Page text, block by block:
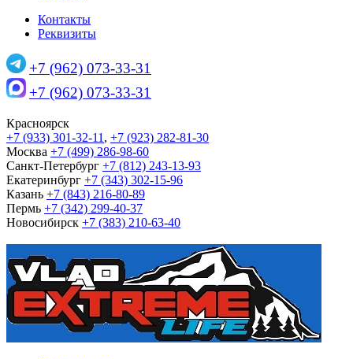
Контакты
Реквизиты
+7 (962) 073-33-31
+7 (962) 073-33-31
Красноярск
+7 (933) 301-32-11 , +7 (923) 282-81-30
Москва +7 (499) 286-98-60
Санкт-Петербург +7 (812) 243-13-93
Екатеринбург +7 (343) 302-15-96
Казань +7 (843) 216-80-89
Пермь +7 (342) 299-40-37
Новосибирск +7 (383) 210-63-40